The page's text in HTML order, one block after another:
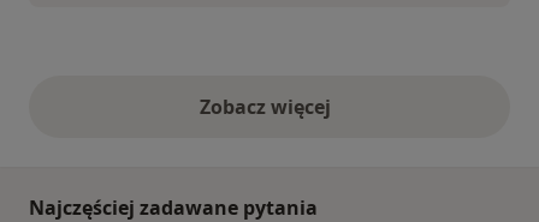
Zobacz więcejopinie powyżej
Najczęściej zadawane pytania